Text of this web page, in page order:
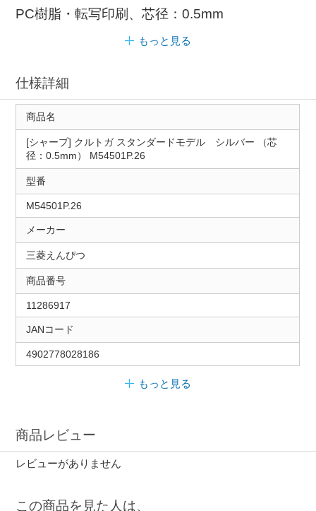
PC樹脂・転写印刷、芯径：0.5mm
もっと見る
仕様詳細
商品名
[シャープ] クルトガ スタンダードモデル シルバー （芯
径：0.5mm） M54501P.26
型番
M54501P.26
メーカー
三菱えんぴつ
商品番号
11286917
JANコード
4902778028186
もっと見る
商品レビュー
レビューがありません
この商品を見た人は、